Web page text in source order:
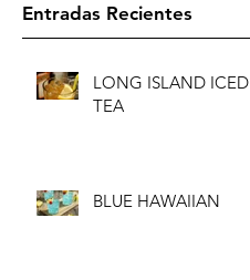
Entradas Recientes
LONG ISLAND ICED
TEA
BLUE HAWAIIAN